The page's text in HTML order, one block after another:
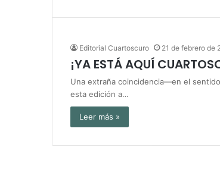
Editorial Cuartoscuro 21 de febrero de
¡YA ESTÁ AQUÍ
Una extraña coincidencia—en el
esta edición a…
Leer más »